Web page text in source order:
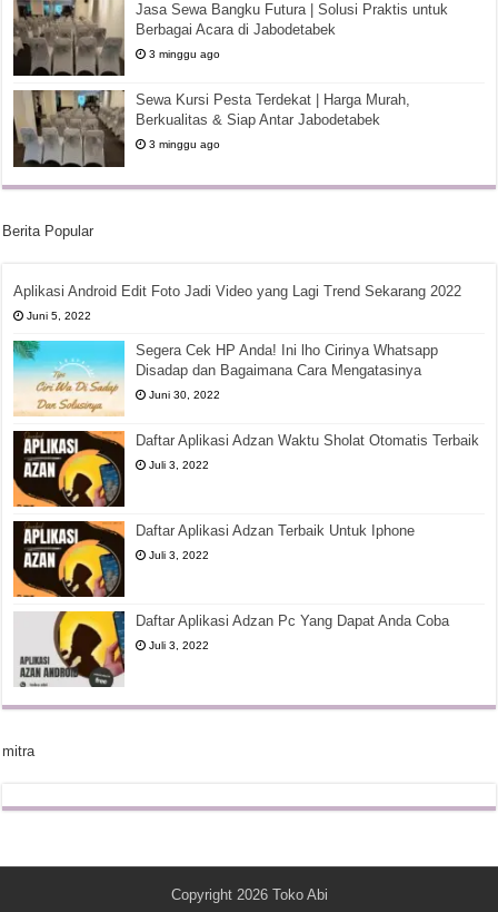
Jasa Sewa Bangku Futura | Solusi Praktis untuk
Berbagai Acara di Jabodetabek
3 minggu ago
Sewa Kursi Pesta Terdekat | Harga Murah,
Berkualitas & Siap Antar Jabodetabek
3 minggu ago
Berita Popular
Aplikasi Android Edit Foto Jadi Video yang Lagi Trend Sekarang 2022
Juni 5, 2022
Segera Cek HP Anda! Ini lho Cirinya Whatsapp
Disadap dan Bagaimana Cara Mengatasinya
Juni 30, 2022
Daftar Aplikasi Adzan Waktu Sholat Otomatis Terbaik
Juli 3, 2022
Daftar Aplikasi Adzan Terbaik Untuk Iphone
Juli 3, 2022
Daftar Aplikasi Adzan Pc Yang Dapat Anda Coba
Juli 3, 2022
mitra
Copyright 2026 Toko Abi